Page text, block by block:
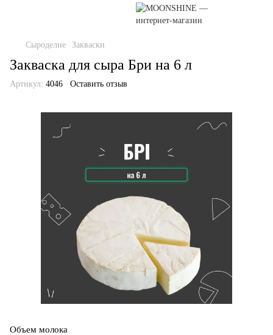
Сыроделие Закваски
Закваска для сыра Бри на 6 л
Артикул: 4046 Оставить отзыв
Объем молока